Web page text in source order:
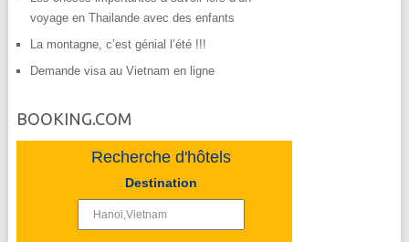
voyage en Thailande avec des enfants
La montagne, c’est génial l’été !!!
Demande visa au Vietnam en ligne
BOOKING.COM
Recherche d'hôtels
Destination